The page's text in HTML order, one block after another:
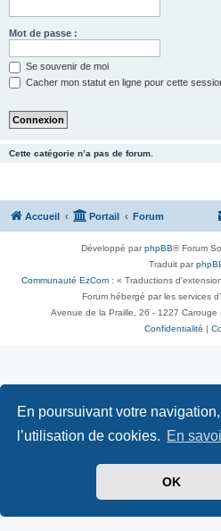
En poursuivant votre
l’utilisation de cookies. En
OK
Mot de passe :
Se souvenir de moi
Cacher mon statut en ligne pour cette
Cette catégorie n’a pas de forum.
Accueil Portail Forum
Développé parphpBB® Forum
Traduit par
Communauté EzCom : « Traductions
Forum hébergé par les services d’
Avenue de la Praille, 26 - 1227
Confidentialité